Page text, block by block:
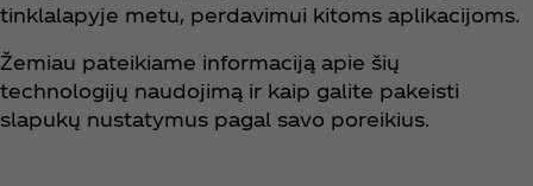
tinklalapyje metu, perdavimui kitoms aplikacijoms.
Žemiau pateikiame informaciją apie šių
technologijų naudojimą ir kaip galite pakeisti
slapukų nustatymus pagal savo poreikius.